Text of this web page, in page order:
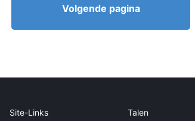
Volgende pagina
Site-Links Talen